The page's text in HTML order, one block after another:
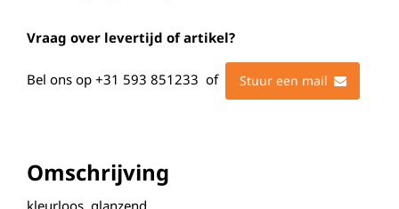
Vraag over levertijd of artikel?
Bel ons op +31 593 851233 of Stuur een mail
Omschrijving
kleurloos, glanzend